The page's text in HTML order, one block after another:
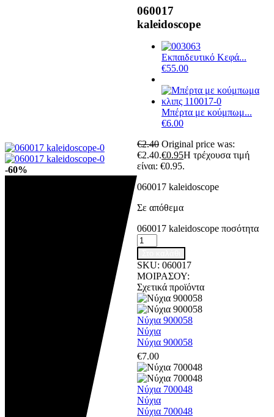
-60%
060017
kaleidoscope
Εκπαιδευτικό Κεφά...
€55.00
Μπέρτα με κούμπωμ...
€6.00
€2.40 Original price was:
€2.40.€0.95Η τρέχουσα τιμή
είναι: €0.95.
060017 kaleidoscope
Σε απόθεμα
060017 kaleidoscope ποσότητα
SKU: 060017
ΜΟΙΡΑΣΟΥ:
Σχετικά προϊόντα
Νύχια 900058
Νύχια
Νύχια 900058
€7.00
Νύχια 700048
Νύχια
Νύχια 700048